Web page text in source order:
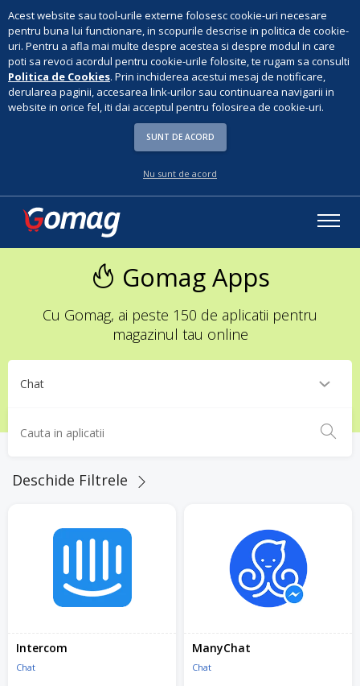
Acest website sau tool-urile externe folosesc cookie-uri necesare
pentru buna lui functionare, in scopurile descrise in politica de cookie-
uri. Pentru a afla mai multe despre acestea si despre modul in care
poti sa revoci acordul pentru cookie-urile folosite, te rugam sa consulti
Politica de Cookies. Prin inchiderea acestui mesaj de notificare,
derularea paginii, accesarea link-urilor sau continuarea navigarii in
website in orice fel, iti dai acceptul pentru folosirea de cookie-uri.
SUNT DE ACORD
Nu sunt de acord
Gomag Apps
Cu Gomag, ai peste 150 de aplicatii pentru
magazinul tau online
Deschide Filtrele
Intercom
Chat
ManyChat
Chat